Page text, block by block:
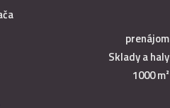
prenájom
Sklady a haly
1000 m²